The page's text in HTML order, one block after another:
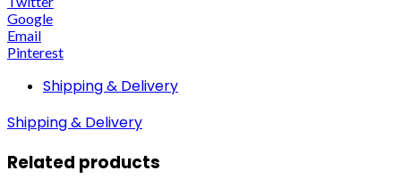
Google
Email
Pinterest
Shipping & Delivery
Shipping & Delivery
Related products